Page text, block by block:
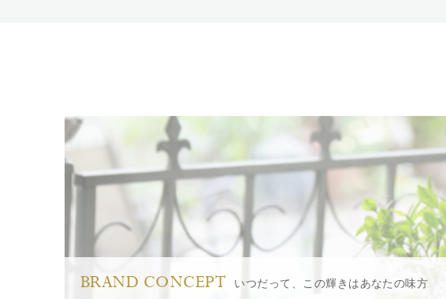
BRAND CONCEPT いつだって、この輝きはあなたの味方